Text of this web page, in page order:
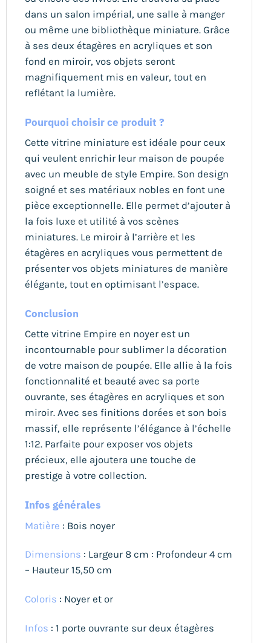
dans un salon impérial, une salle à manger
ou même une bibliothèque miniature. Grâce
à ses deux étagères en acryliques et son
fond en miroir, vos objets seront
magnifiquement mis en valeur, tout en
reflétant la lumière.
Pourquoi choisir ce produit ?
Cette vitrine miniature est idéale pour ceux
qui veulent enrichir leur maison de poupée
avec un meuble de style Empire. Son design
soigné et ses matériaux nobles en font une
pièce exceptionnelle. Elle permet d’ajouter à
la fois luxe et utilité à vos scènes
miniatures. Le miroir à l’arrière et les
étagères en acryliques vous permettent de
présenter vos objets miniatures de manière
élégante, tout en optimisant l’espace.
Conclusion
Cette vitrine Empire en noyer est un
incontournable pour sublimer la décoration
de votre maison de poupée. Elle allie à la fois
fonctionnalité et beauté avec sa porte
ouvrante, ses étagères en acryliques et son
miroir. Avec ses finitions dorées et son bois
massif, elle représente l’élégance à l’échelle
1:12. Parfaite pour exposer vos objets
précieux, elle ajoutera une touche de
prestige à votre collection.
Infos générales
Matière : Bois noyer
Dimensions : Largeur 8 cm : Profondeur 4 cm
– Hauteur 15,50 cm
Coloris : Noyer et or
Infos : 1 porte ouvrante sur deux étagères